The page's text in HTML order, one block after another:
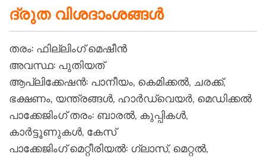
ദ്രുത വിശദാംശങ്ങൾ
തരം: ഫില്ലിംഗ് മെഷീൻ
അവസ്ഥ: പുതിയത്
ആപ്ലിക്കേഷൻ: പാനീയം, കെമിക്കൽ, ചരക്ക്,
ഭക്ഷണം, യന്ത്രങ്ങൾ, ഹാർഡ്‌വെയർ, മെഡിക്കൽ
പാക്കേജിംഗ് തരം: ബാരൽ, കുപ്പികൾ,
കാർട്ടൂണുകൾ, കേസ്
പാക്കേജിംഗ് മെറ്റീരിയൽ: ഗ്ലാസ്, മെറ്റൽ,